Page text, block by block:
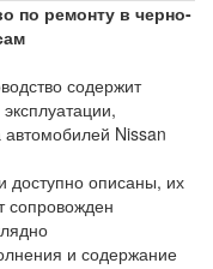
по ремонту в черно-
содержит
автомобилей Nissan
доступно описаны, их
сопровожден
и содержание